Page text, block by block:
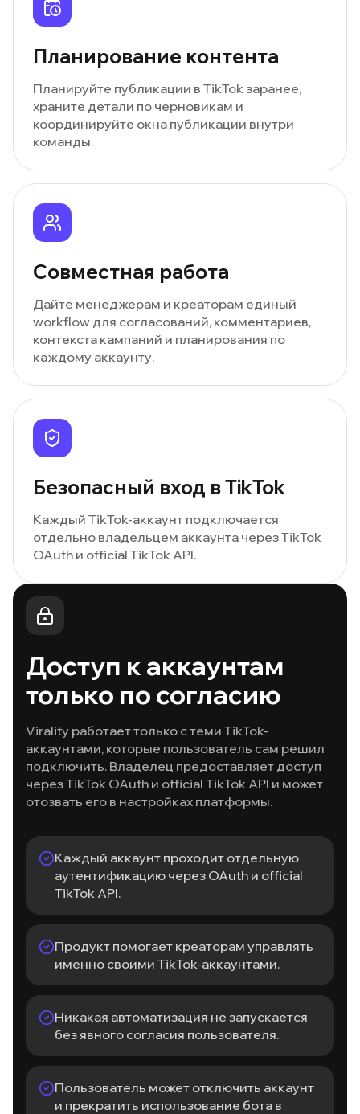
Планирование контента
Планируйте публикации в TikTok заранее,
храните детали по черновикам и
координируйте окна публикации внутри
команды.
Совместная работа
Дайте менеджерам и креаторам единый
workflow для согласований, комментариев,
контекста кампаний и планирования по
каждому аккаунту.
Безопасный вход в TikTok
Каждый TikTok-аккаунт подключается
отдельно владельцем аккаунта через TikTok
OAuth и official TikTok API.
Доступ к аккаунтам
только по согласию
Virality работает только с теми TikTok-
аккаунтами, которые пользователь сам решил
подключить. Владелец предоставляет доступ
через TikTok OAuth и official TikTok API и может
отозвать его в настройках платформы.
Каждый аккаунт проходит отдельную
аутентификацию через OAuth и official
TikTok API.
Продукт помогает креаторам управлять
именно своими TikTok-аккаунтами.
Никакая автоматизация не запускается
без явного согласия пользователя.
Пользователь может отключить аккаунт
и прекратить использование бота в